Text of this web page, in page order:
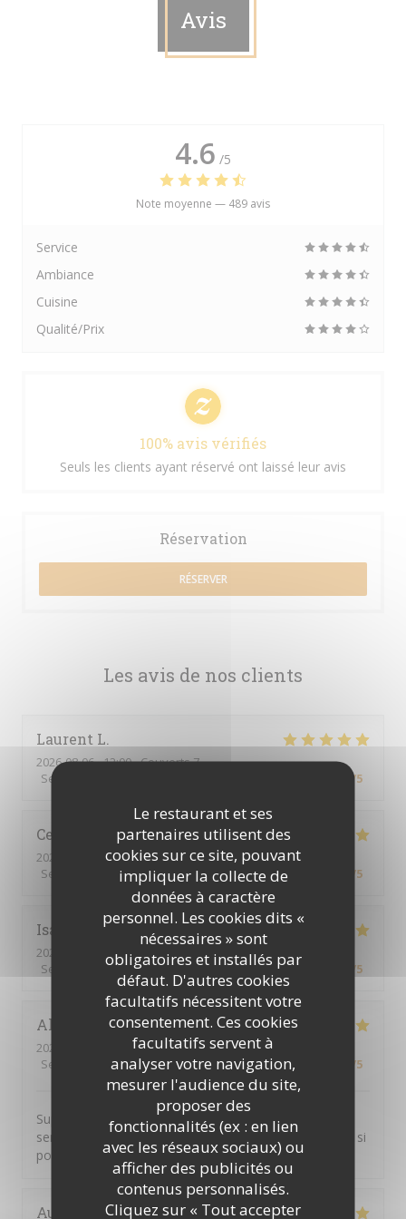
Le restaurant et ses
partenaires utilisent des
cookies sur ce site, pouvant
impliquer la collecte de
données à caractère
personnel. Les cookies dits «
nécessaires » sont
obligatoires et installés par
défaut. D'autres cookies
facultatifs nécessitent votre
consentement. Ces cookies
facultatifs servent à
analyser votre navigation,
mesurer l'audience du site,
proposer des
fonctionnalités (ex : en lien
avec les réseaux sociaux) ou
afficher des publicités ou
contenus personnalisés.
Cliquez sur « Tout accepter
Avis
Les avis de nos clients
Laurent L
2026-08-06- 12:00 - Couverts 7
Service
/5
Celine
2026-07-24
- 12:30 - Couverts 2
Service
Ambiance: 5/5 Cuisine: 5/5 Qualité / Prix /5
Isabelle L
2026-06-18
- 12:00 - Couverts 4
Service
/5 Ambiance: 5/5 Cuisine:5/5 Qualité / Prix /5
AlexandreC
2026-06-12
- 18:30 - Couverts 18
Service
Ambiance: 5/5 Cuisine: 5/5 Qualité / Prix /5
Super cocktail, super service. Je pensais que nous
serions plus nombreux, mon pot de départ n'étais pas si
populaire finalement...
Aude
4.6 /5
Note moyenne — 489 avis
Service
Ambiance
Cuisine
Qualité/Prix
100% avis vérifiés
Seuls les clients ayant réservé ont laissé leur avis
Réservation
RÉSERVER